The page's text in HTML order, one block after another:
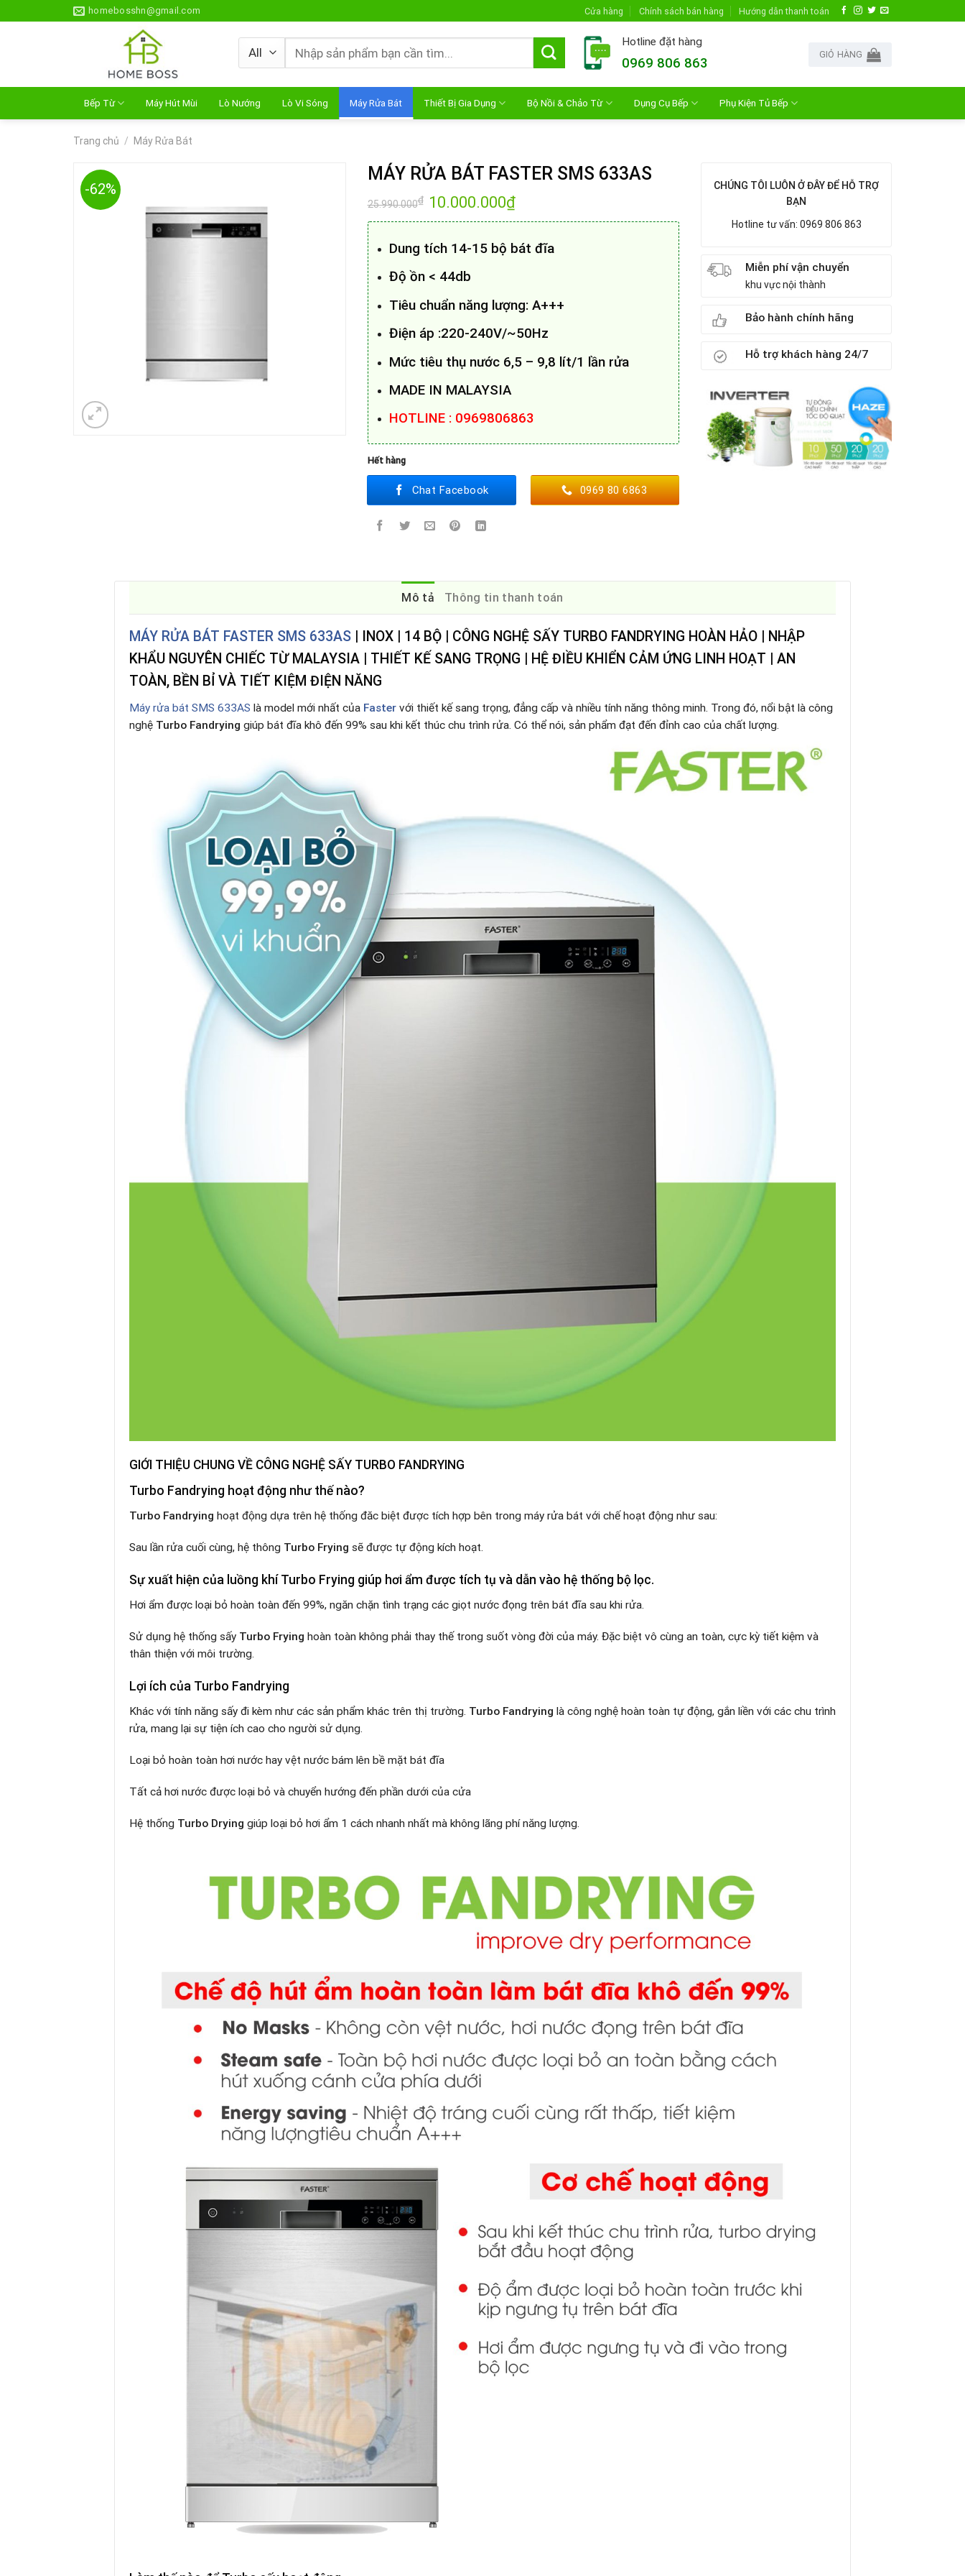
to
homebosshn@gmail.com Cửa hàng Chính sách bán hàng Hướng dẫn thanh toán
Tìm
kiếm:
Hotline đặt hàng
0969 806 863
GIỎ HÀNG
Bếp Từ Máy Hút Mùi Lò Nướng Lò Vi Sóng Máy Rửa Bát Thiết Bị Gia Dụng Bộ Nồi & Chảo Từ Dụng Cụ Bếp Phụ Kiện Tủ Bếp
Trang chủ / Máy Rửa Bát
-62%
MÁY RỬA BÁT FASTER SMS 633AS
25.990.000₫ Giá
gốc
là:
10.000.000₫Giá
hiện
tại
Dung tích 14-15 bộ bát đĩa
Độ ồn < 44db
Tiêu chuẩn năng lượng: A+++
Điện áp :220-240V/~50Hz
Mức tiêu thụ nước 6,5 – 9,8 lít/1 lần rửa
MADE IN MALAYSIA
HOTLINE : 0969806863
Hết hàng
Chat Facebook 0969 80 6863
CHÚNG TÔI LUÔN Ở ĐÂY ĐỂ HỖ TRỢ
BẠN
Hotline tư vấn: 0969 806 863
Miễn phí vận chuyển
khu vực nội thành
Bảo hành chính hãng
Hỗ trợ khách hàng 24/7
Mô tả Thông tin thanh toán
MÁY RỬA BÁT FASTER SMS 633AS | INOX | 14 BỘ | CÔNG NGHỆ SẤY TURBO FANDRYING HOÀN HẢO | NHẬP
KHẨU NGUYÊN CHIẾC TỪ MALAYSIA | THIẾT KẾ SANG TRỌNG | HỆ ĐIỀU KHIỂN CẢM ỨNG LINH HOẠT | AN
TOÀN, BỀN BỈ VÀ TIẾT KIỆM ĐIỆN NĂNG
Máy rửa bát SMS 633AS là model mới nhất của Faster với thiết kế sang trọng, đẳng cấp và nhiều tính năng thông minh. Trong đó, nổi bật là công
nghệ Turbo Fandrying giúp bát đĩa khô đến 99% sau khi kết thúc chu trình rửa. Có thể nói, sản phẩm đạt đến đỉnh cao của chất lượng.
GIỚI THIỆU CHUNG VỀ CÔNG NGHỆ SẤY TURBO FANDRYING
Turbo Fandrying hoạt động như thế nào?
Turbo Fandrying hoạt động dựa trên hệ thống đăc biệt được tích hợp bên trong máy rửa bát với chế hoạt động như sau:
Sau lần rửa cuối cùng, hệ thông Turbo Frying sẽ được tự động kích hoạt.
Sự xuất hiện của luồng khí Turbo Frying giúp hơi ẩm được tích tụ và dẫn vào hệ thống bộ lọc.
Hơi ẩm được loại bỏ hoàn toàn đến 99%, ngăn chặn tình trạng các giọt nước đọng trên bát đĩa sau khi rửa.
Sử dụng hệ thống sấy Turbo Frying hoàn toàn không phải thay thế trong suốt vòng đời của máy. Đặc biệt vô cùng an toàn, cực kỳ tiết kiệm và
thân thiện với môi trường.
Lợi ích của Turbo Fandrying
Khác với tính năng sấy đi kèm như các sản phẩm khác trên thị trường. Turbo Fandrying là công nghệ hoàn toàn tự động, gắn liền với các chu trình
rửa, mang lại sự tiện ích cao cho người sử dụng.
Loại bỏ hoàn toàn hơi nước hay vệt nước bám lên bề mặt bát đĩa
Tất cả hơi nước được loại bỏ và chuyển hướng đến phần dưới của cửa
Hệ thống Turbo Drying giúp loại bỏ hơi ẩm 1 cách nhanh nhất mà không lãng phí năng lượng.